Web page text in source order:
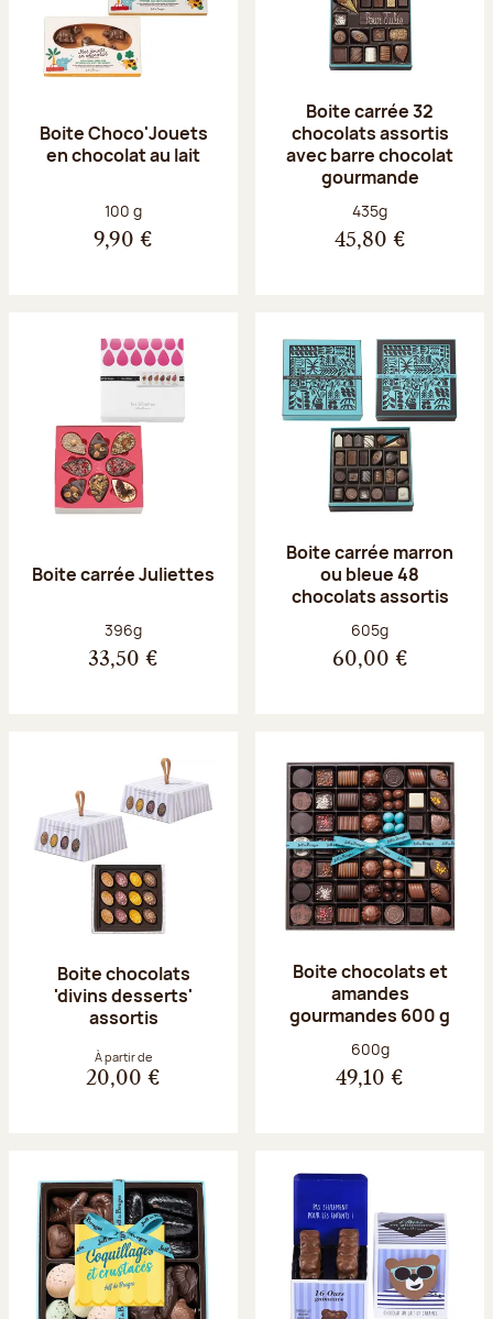
Boite Choco'Jouets
en chocolat au lait
Poids net :
100 g
9,90 €
Boite carrée 32
chocolats assortis
avec barre chocolat
gourmande
Poids net :
435g
45,80 €
Boite carrée Juliettes
Poids net :
396g
33,50 €
Boite carrée marron
ou bleue 48
chocolats assortis
Poids net :
605g
60,00 €
Boite chocolats
'divins desserts'
assortis
À partir de
20,00 €
Boite chocolats et
amandes
gourmandes 600 g
Poids net :
600g
49,10 €